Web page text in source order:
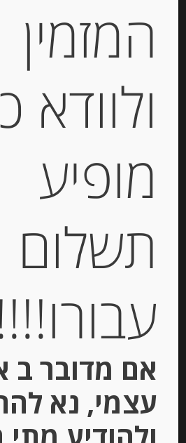
הוספה לסל
Stock
המזמין
ולוודא
מופיע
תשלום
אם מדובר ב
עצמי, נא